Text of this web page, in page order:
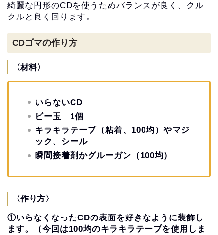
綺麗な円形のCDを使うためバランスが良く、クル
クルと良く回ります。
CDゴマの作り方
〈材料〉
いらないCD
ビー玉 1個
キラキラテープ（粘着、100均）やマジ
ック、シール
瞬間接着剤かグルーガン（100均）
〈作り方〉
①いらなくなったCDの表面を好きなように装飾し
ます。（今回は100均のキラキラテープを使用しま